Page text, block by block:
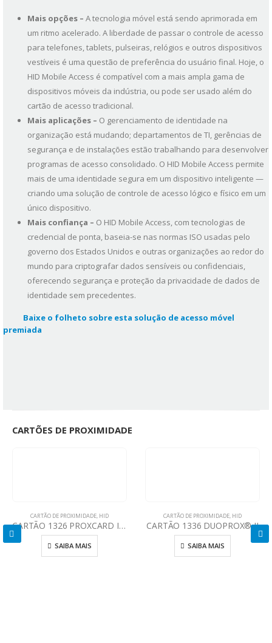
Mais opções – A tecnologia móvel está sendo aprimorada em
um ritmo acelerado. A liberdade de passar o controle de acesso
para telefones, tablets, pulseiras, relógios e outros dispositivos
vestíveis é uma questão de preferência do usuário final. Hoje, o
HID Mobile Access é compatível com a mais ampla gama de
dispositivos móveis da indústria, ou pode ser usado além do
cartão de acesso tradicional.
Mais aplicações – O gerenciamento de identidade na
organização está mudando; departamentos de TI, gerências de
segurança e de instalações estão trabalhando para desenvolver
programas de acesso consolidado. O HID Mobile Access permite
mais de uma identidade segura em um dispositivo inteligente —
criando uma solução de controle de acesso lógico e físico em um
único dispositivo.
Mais confiança – O HID Mobile Access, com tecnologias de
credencial de ponta, baseia-se nas normas ISO usadas pelo
governo dos Estados Unidos e outras organizações ao redor do
mundo para criptografar dados sensíveis ou confidenciais,
oferecendo segurança e proteção da privacidade de dados de
identidade sem precedentes.
Baixe o folheto sobre esta solução de acesso móvel
premiada
CARTÕES DE PROXIMIDADE
CARTÃO DE PROXIMIDADE, HID
CARTÃO 1326 PROXCARD II® CLAMSHELL
SAIBA MAIS
CARTÃO DE PROXIMIDADE, HID
CARTÃO 1336 DUOPROX® II
SAIBA MAIS